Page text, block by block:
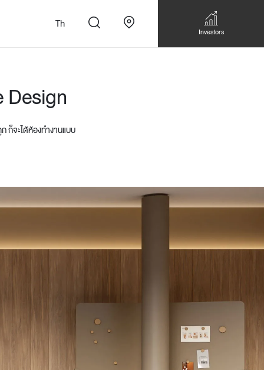
Walk-in closet &
Storage
Wall decoration
Partition & Sliding Door
ทำโซฟาแบบ
เหมาะกับทุกไลฟ์
Custom Dining Table
Th
Investors
Design
ก็จะได้ห้องทำงานแบบ